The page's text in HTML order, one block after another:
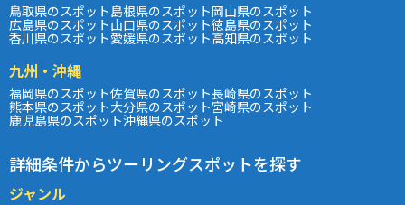
鳥取県のスポット島根県のスポット岡山県のスポット
広島県のスポット山口県のスポット徳島県のスポット
香川県のスポット愛媛県のスポット高知県のスポット
九州・沖縄
福岡県のスポット佐賀県のスポット長崎県のスポット
熊本県のスポット大分県のスポット宮崎県のスポット
鹿児島県のスポット沖縄県のスポット
詳細条件からツーリングスポットを探す
ジャンル